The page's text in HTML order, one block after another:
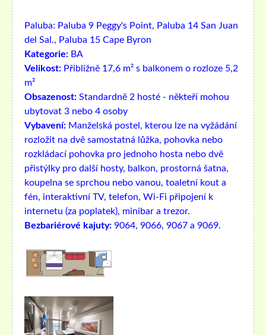
Paluba: Paluba 9 Peggy's Point, Paluba 14 San Juan
del Sal., Paluba 15 Cape Byron
Kategorie: BA
Velikost: Přibližně 17,6 m² s balkonem o rozloze 5,2
m²
Obsazenost: Standardně 2 hosté - někteří mohou
ubytovat 3 nebo 4 osoby
Vybavení: Manželská postel, kterou lze na vyžádání
rozložit na dvě samostatná lůžka, pohovka nebo
rozkládací pohovka pro jednoho hosta nebo dvě
přistýlky pro další hosty, balkon, prostorná šatna,
koupelna se sprchou nebo vanou, toaletní kout a
fén, interaktivní TV, telefon, Wi-Fi připojení k
internetu (za poplatek), minibar a trezor.
Bezbariérové ​​kajuty: 9064, 9066, 9067 a 9069.